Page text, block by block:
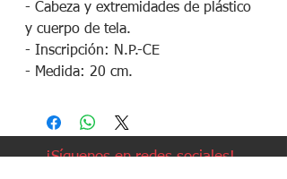
- Cabeza y extremidades de plástico
y cuerpo de tela.
- Inscripción: N.P.-CE
- Medida: 20 cm.
¡Síguenos en redes sociales!